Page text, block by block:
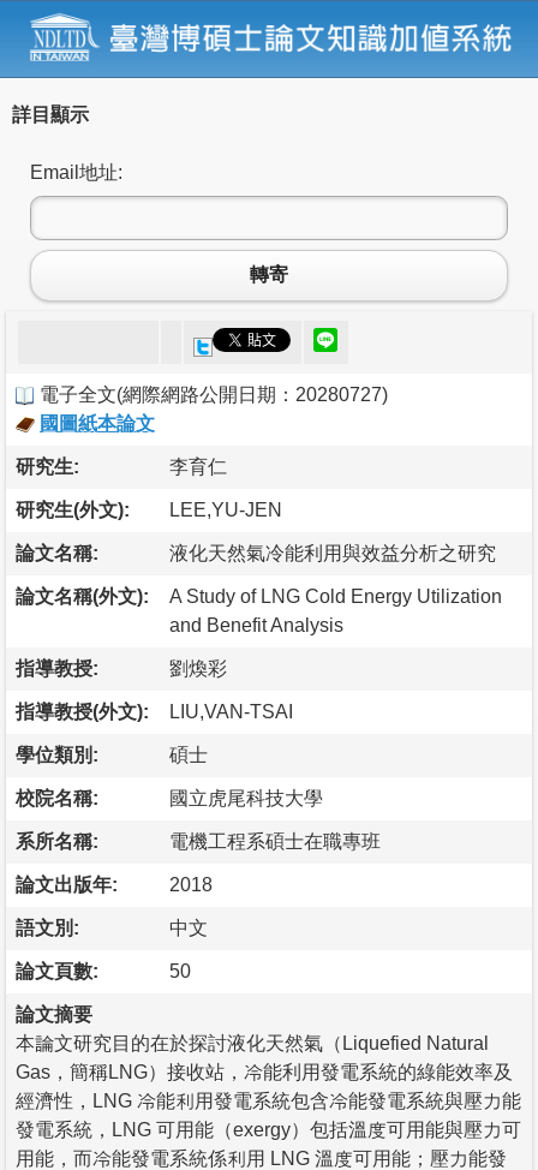
詳目顯示
Email地址:
轉寄
電子全文(網際網路公開日期：20280727)
國圖紙本論文
研究生: 李育仁
研究生(外文): LEE,YU-JEN
論文名稱: 液化天然氣冷能利用與效益分析之研究
論文名稱(外文):
A Study of LNG Cold Energy Utilization
and Benefit Analysis
指導教授: 劉煥彩
指導教授(外文): LIU,VAN-TSAI
學位類別: 碩士
校院名稱: 國立虎尾科技大學
系所名稱: 電機工程系碩士在職專班
論文出版年: 2018
語文別: 中文
論文頁數: 50
論文摘要
本論文研究目的在於探討液化天然氣（Liquefied Natural
Gas，簡稱LNG）接收站，冷能利用發電系統的綠能效率及
經濟性，LNG 冷能利用發電系統包含冷能發電系統與壓力能
發電系統，LNG 可用能（exergy）包括溫度可用能與壓力可
用能，而冷能發電系統係利用 LNG 溫度可用能；壓力能發